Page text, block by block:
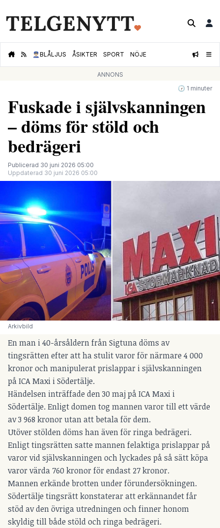
👮🏻‍♂️BLÅLJUS ÅSIKTER SPORT NÖJE
ANNONS
🕝 1 minuter
Fuskade i självskanningen
– döms för stöld och
bedrägeri
Publicerad 30 juni 2026 05:00
Uppdaterad 30 juni 2026 05:00
Arkivbild
En man i 40-årsåldern från Sigtuna döms av
tingsrätten efter att ha stulit varor för närmare 4 000
kronor och manipulerat prislappar i självskanningen
på ICA Maxi i Södertälje.
Händelsen inträffade den 30 maj på ICA Maxi i
Södertälje. Enligt domen tog mannen varor till ett värde
av 3 968 kronor utan att betala för dem.
Utöver stölden döms han även för ringa bedrägeri.
Enligt tingsrätten satte mannen felaktiga prislappar på
varor vid självskanningen och lyckades på så sätt köpa
varor värda 760 kronor för endast 27 kronor.
Mannen erkände brotten under förundersökningen.
Södertälje tingsrätt konstaterar att erkännandet får
stöd av den övriga utredningen och finner honom
skyldig till både stöld och ringa bedrägeri.